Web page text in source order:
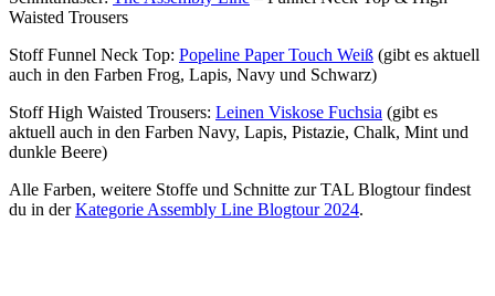
Waisted Trousers
Stoff Funnel Neck Top: Popeline Paper Touch Weiß (gibt es aktuell
auch in den Farben Frog, Lapis, Navy und Schwarz)
Stoff High Waisted Trousers: Leinen Viskose Fuchsia (gibt es
aktuell auch in den Farben Navy, Lapis, Pistazie, Chalk, Mint und
dunkle Beere)
Alle Farben, weitere Stoffe und Schnitte zur TAL Blogtour findest
du in derKategorie Assembly Line Blogtour 2024.